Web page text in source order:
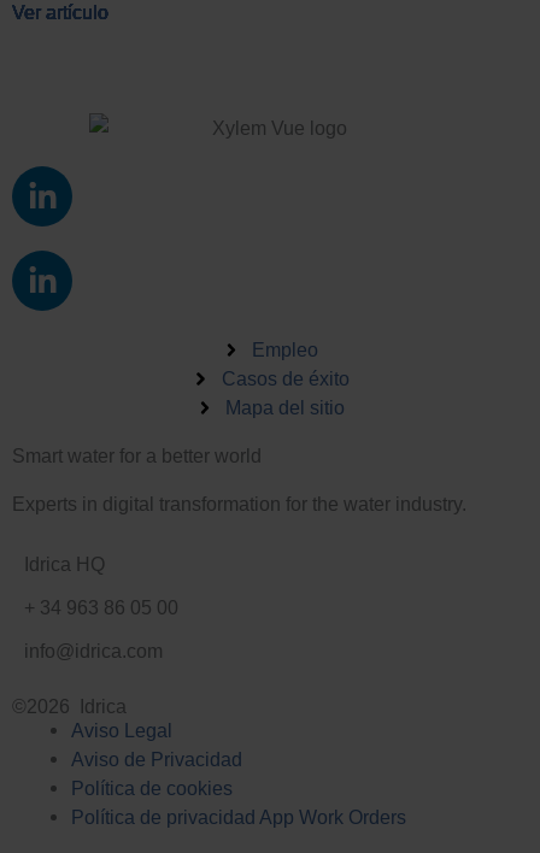
Ver artículo
Ver artículo
Ver artículo
Ver artículo
Ver artículo
Ver artículo
Ver artículo
Ver artículo
Ver artículo
Ver artículo
Ver artículo
Ver artículo
L
i
k
e
i
L
i
i
-
n
Empleo
Casos de éxito
Mapa del sitio
Smart water for a better world
Experts in digital transformation for the water industry.
Idrica HQ
+ 34 963 86 05 00
info@idrica.com
©2026 Idrica
Aviso Legal
Aviso de Privacidad
Política de cookies
Política de privacidad App Work Orders